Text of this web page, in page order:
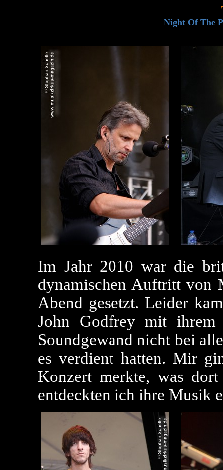
Night Of The
Im Jahr 2010 war die
dynamischen Auftritt von
Abend gesetzt. Leider
John Godfrey mit ihrem
Soundgewand nicht bei
es verdient hatten. Mir
Konzert merkte, was
entdeckten ich ihre Musik